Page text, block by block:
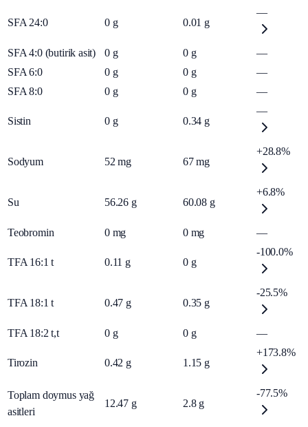
SFA 24:0 0 g 0.01 g
—
SFA 4:0 (butirik asit) 0 g 0 g
—
SFA 6:0
0 g 0 g
—
SFA 8:0
0 g 0 g —
Sistin 0 g 0.34 g
—
Sodyum 52 mg 67 mg
+28.8%
Su 56.26 g 60.08 g
+6.8%
Teobromin 0 mg 0 mg —
TFA 16:1 t 0.11 g 0 g
-100.0%
TFA 18:1 t 0.47 g 0.35 g
-25.5%
TFA 18:2 t,t 0 g 0 g —
Tirozin 0.42 g 1.15 g
+173.8%
Toplam doymus yağ
asitleri
12.47 g 2.8 g
-77.5%